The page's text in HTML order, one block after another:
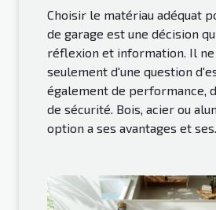
Choisir le matériau adéquat
de garage est une décision
réflexion et information. Il ne
seulement d'une question
également de performance,
de sécurité. Bois, acier ou
option a ses avantages et